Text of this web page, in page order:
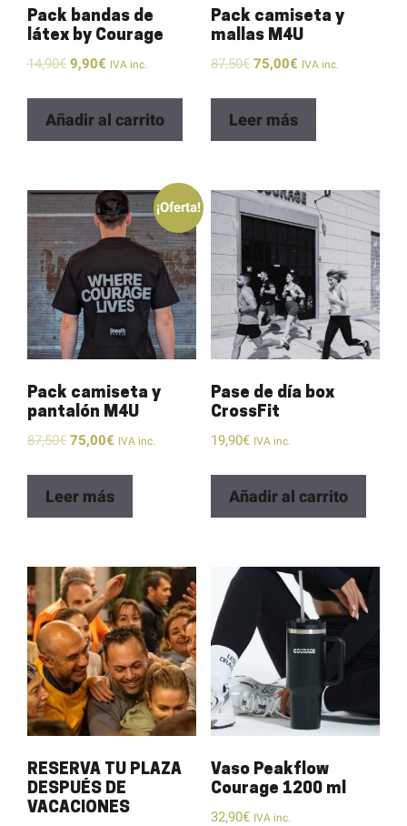
Pack bandas de
látex by Courage
14,90€ 9,90€ IVA inc.
Añadir al carrito
Pack camiseta y
mallas M4U
87,50€ 75,00€ IVA inc.
Leer más
¡Oferta!
Pack camiseta y
pantalón M4U
87,50€ 75,00€ IVA inc.
Leer más
Pase de día box
CrossFit
19,90€ IVA inc.
Añadir al carrito
RESERVA TU PLAZA
DESPUÉS DE
VACACIONES
Vaso Peakflow
Courage 1200 ml
32,90€ IVA inc.